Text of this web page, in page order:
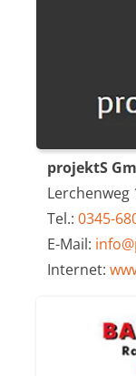
projektS
Lerchenweg
Tel.:0345-
E-Mail:
Internet: